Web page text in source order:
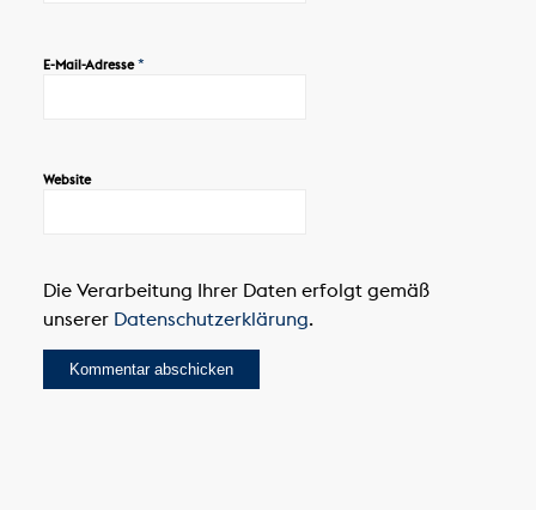
E-Mail-Adresse*
Website
Die Verarbeitung Ihrer Daten erfolgt gemäß
unserer Datenschutzerklärung.